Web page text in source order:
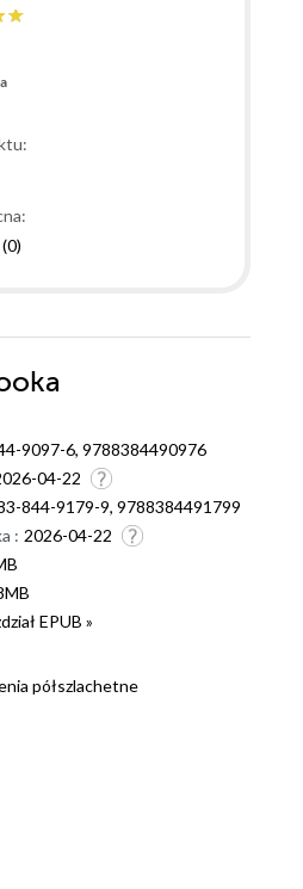
(0)
9097-6, 9788384490976
04-22
844-9179-9, 9788384491799
: 2026-04-22
EPUB »
półszlachetne